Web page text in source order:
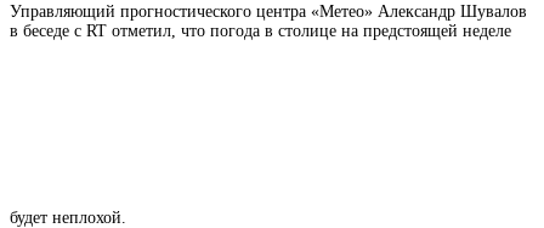
Управляющий прогностического центра «Метео» Александр Шувалов
в беседе с RT отметил, что погода в столице на предстоящей неделе
будет неплохой.